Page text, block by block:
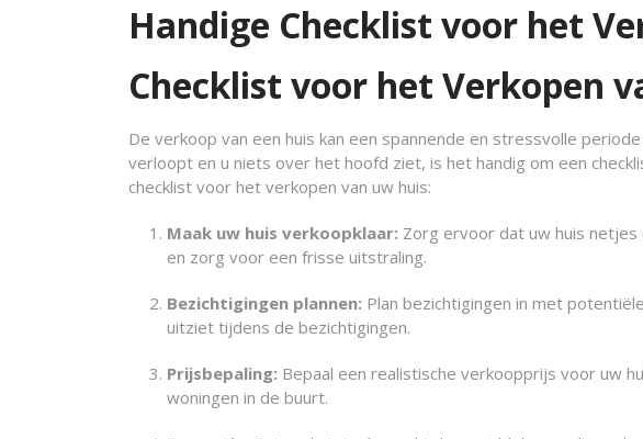
Handige Checklist voor het
Checklist voor het Verkopen
De verkoop van een huis kan een spannende en stressvolle
verloopt en u niets over het hoofd ziet, is het handig om een
checklist voor het verkopen van uw huis:
Maak uw huis verkoopklaar: Zorg ervoor dat uw huis netjes
en zorg voor een frisse uitstraling.
Bezichtigingen plannen: Plan bezichtigingen in met
uitziet tijdens de bezichtigingen.
Prijsbepaling: Bepaal een realistische verkoopprijs voor uw
woningen in de buurt.